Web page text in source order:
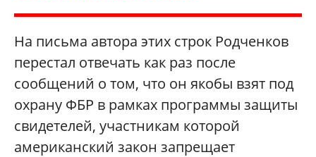
На письма автора этих строк Родченков
перестал отвечать как раз после
сообщений о том, что он якобы взят под
охрану ФБР в рамках программы защиты
свидетелей, участникам которой
американский закон запрещает